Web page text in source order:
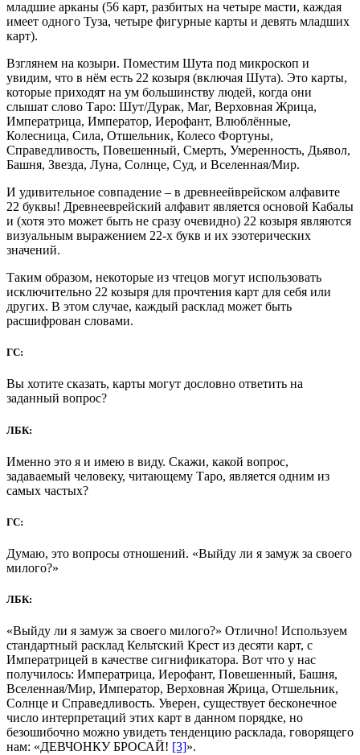
младшие арканы (56 карт, разбитых на четыре масти, каждая
имеет одного Туза, четыре фигурные карты и девять младших
карт).
Взглянем на козыри. Поместим Шута под микроскоп и
увидим, что в нём есть 22 козыря (включая Шута). Это карты,
которые приходят на ум большинству людей, когда они
слышат слово Таро: Шут/Дурак, Маг, Верховная Жрица,
Императрица, Император, Иерофант, Влюблённые,
Колесница, Сила, Отшельник, Колесо Фортуны,
Справедливость, Повешенный, Смерть, Умеренность, Дьявол,
Башня, Звезда, Луна, Солнце, Суд, и Вселенная/Мир.
И удивительное совпадение – в древнеейврейском алфавите
22 буквы! Древнееврейский алфавит является основой Кабалы
и (хотя это может быть не сразу очевидно) 22 козыря являются
визуальным выражением 22-х букв и их эзотерических
значений.
Таким образом, некоторые из чтецов могут использовать
исключительно 22 козыря для прочтения карт для себя или
других. В этом случае, каждый расклад может быть
расшифрован словами.
ГС:
Вы хотите сказать, карты могут дословно ответить на
заданный вопрос?
ЛБК:
Именно это я и имею в виду. Скажи, какой вопрос,
задаваемый человеку, читающему Таро, является одним из
самых частых?
ГС:
Думаю, это вопросы отношений. «Выйду ли я замуж за своего
милого?»
ЛБК:
«Выйду ли я замуж за своего милого?» Отлично! Используем
стандартный расклад Кельтский Крест из десяти карт, с
Императрицей в качестве сигнификатора. Вот что у нас
получилось: Императрица, Иерофант, Повешенный, Башня,
Вселенная/Мир, Император, Верховная Жрица, Отшельник,
Солнце и Справедливость. Уверен, существует бесконечное
число интерпретаций этих карт в данном порядке, но
безошибочно можно увидеть тенденцию расклада, говорящего
нам: «ДЕВЧОНКУ БРОСАЙ! [3]».